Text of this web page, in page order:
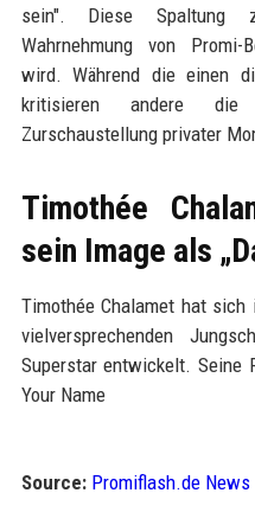
sein". Diese Spaltung
Wahrnehmung von Promi-
wird. Während die einen
kritisieren andere
Zurschaustellung privater
Timothée
sein Image als
Timothée Chalamet hat
vielversprechenden
Superstar entwickelt. Seine
Your Name
Source: Promiflash.de News